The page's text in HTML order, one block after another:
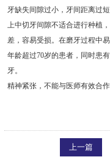
牙缺失间隙过小，牙间距离过短
上中切牙间隙不适合进行种植
差，容易受损。在磨牙过程中易
年龄超过70岁的患者，同时患
牙。
精神紧张，不能与医师有效合作
上一篇